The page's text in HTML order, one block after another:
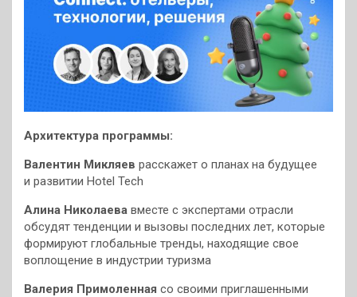
Архитектура программы:
Валентин Микляев расскажет о планах на будущее
и развитии Hotel Tech
Алина Николаева вместе с экспертами отрасли
обсудят тенденции и вызовы последних лет, которые
формируют глобальные тренды, находящие свое
воплощение в индустрии туризма
Валерия Примоленная со своими приглашенными